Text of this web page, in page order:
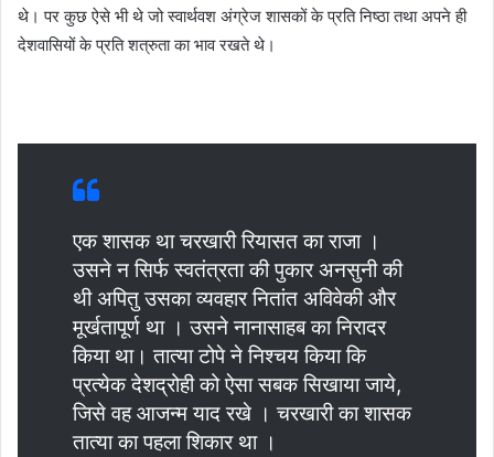
थे। पर कुछ ऐसे भी थे जो स्वार्थवश अंग्रेज शासकों के प्रति निष्ठा तथा अपने ही
देशवासियों के प्रति शत्रुता का भाव रखते थे।
एक शासक था चरखारी रियासत का राजा ।
उसने न सिर्फ स्वतंत्रता की पुकार अनसुनी की
थी अपितु उसका व्यवहार नितांत अविवेकी और
मूर्खतापूर्ण था । उसने नानासाहब का निरादर
किया था। तात्या टोपे ने निश्चय किया कि
प्रत्येक देशद्रोही को ऐसा सबक सिखाया जाये,
जिसे वह आजन्म याद रखे । चरखारी का शासक
तात्या का पहला शिकार था ।